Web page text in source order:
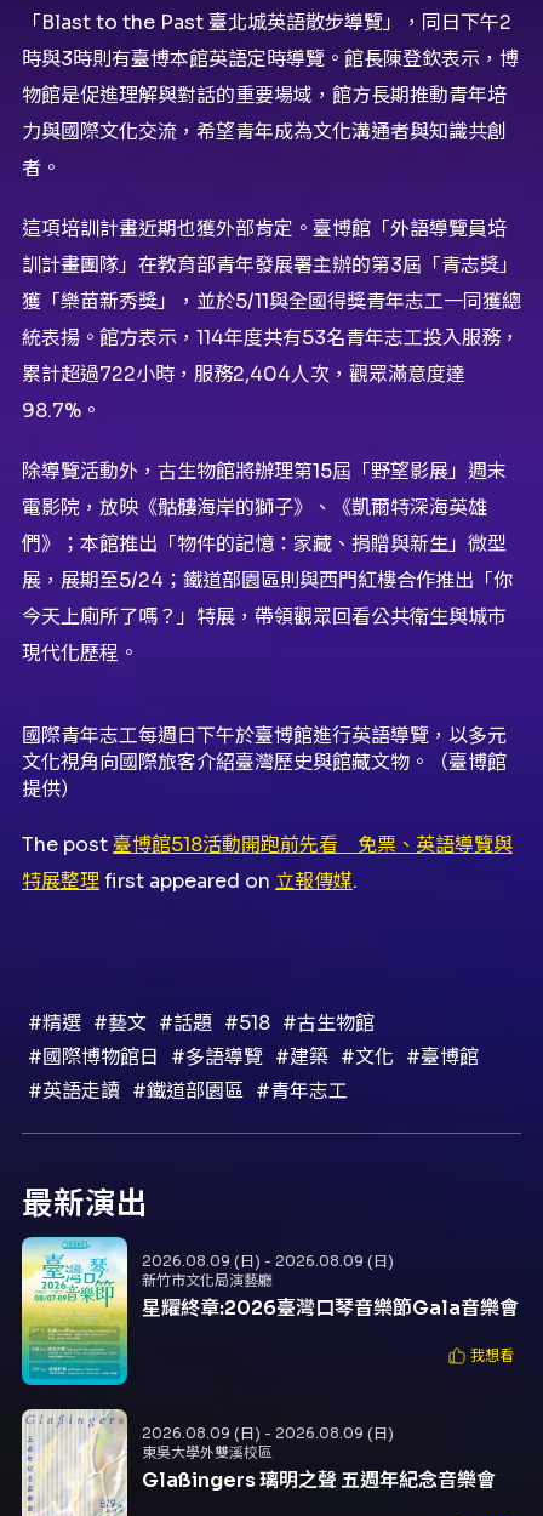
「Blast to the Past 臺北城英語散步導覽」，同日下午2
時與3時則有臺博本館英語定時導覽。館長陳登欽表示，博
物館是促進理解與對話的重要場域，館方長期推動青年培
力與國際文化交流，希望青年成為文化溝通者與知識共創
者。
這項培訓計畫近期也獲外部肯定。臺博館「外語導覽員培
訓計畫團隊」在教育部青年發展署主辦的第3屆「青志獎」
獲「樂苗新秀獎」，並於5/11與全國得獎青年志工一同獲總
統表揚。館方表示，114年度共有53名青年志工投入服務，
累計超過722小時，服務2,404人次，觀眾滿意度達
98.7%。
除導覽活動外，古生物館將辦理第15屆「野望影展」週末
電影院，放映《骷髏海岸的獅子》、《凱爾特深海英雄
們》；本館推出「物件的記憶：家藏、捐贈與新生」微型
展，展期至5/24；鐵道部園區則與西門紅樓合作推出「你
今天上廁所了嗎？」特展，帶領觀眾回看公共衛生與城市
現代化歷程。
國際青年志工每週日下午於臺博館進行英語導覽，以多元
文化視角向國際旅客介紹臺灣歷史與館藏文物。（臺博館
提供）
The post臺博館518活動開跑前先看 免票、英語導覽與
特展整理first appeared on 立報傳媒.
#精選 #藝文 #話題 #518 #古生物館
#國際博物館日
#多語導覽 #建築 #文化 #臺博館
#英語走讀 #鐵道部園區 #青年志工
最新演出
2026.08.09 (日) - 2026.08.09 (日)
新竹市文化局演藝廳
星耀終章:2026臺灣口琴音樂節Gala音樂會
我想看
2026.08.09 (日) - 2026.08.09 (日)
東吳大學外雙溪校區
Glaßingers 璃明之聲 五週年紀念音樂會